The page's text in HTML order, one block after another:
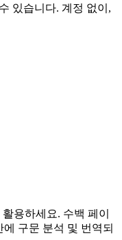
있습니다. 계정 없이,
용하세요. 수백 페이
구문 분석 및 번역되